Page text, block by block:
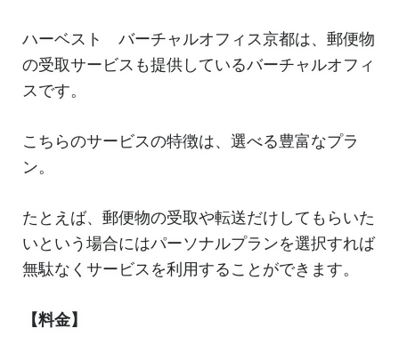
ハーベスト バーチャルオフィス京都は、郵便物
の受取サービスも提供しているバーチャルオフィ
スです。
こちらのサービスの特徴は、選べる豊富なプラ
ン。
たとえば、郵便物の受取や転送だけしてもらいた
いという場合にはパーソナルプランを選択すれば
無駄なくサービスを利用することができます。
【料金】